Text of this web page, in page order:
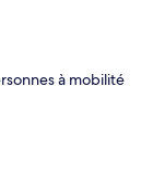
à mobilité